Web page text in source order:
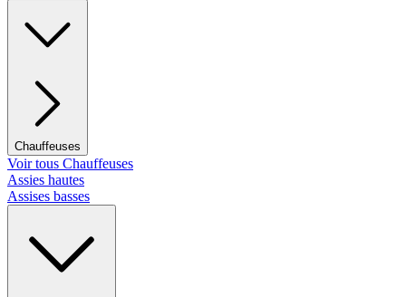
Chauffeuses
Voir tous Chauffeuses
Assies hautes
Assises basses